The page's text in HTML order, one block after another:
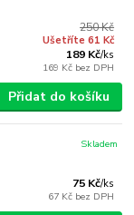
250 Kč
Ušetříte 61 Kč
189 Kč/ks
169 Kč bez DPH
Přidat do košíku
75 Kč/ks
67 Kč bez DPH
Skladem